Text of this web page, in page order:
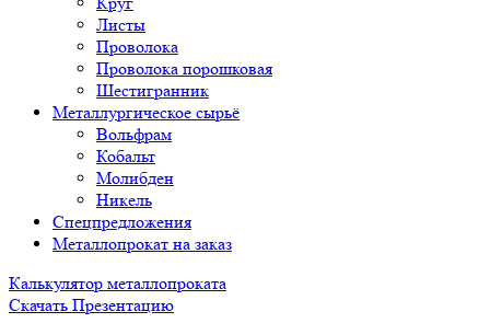
Листы
Проволока
Проволока порошковая
Шестигранник
Металлургическое сырьё
Вольфрам
Кобальт
Молибден
Никель
Спецпредложения
Металлопрокат на заказ
Калькулятор металлопроката
Скачать Презентацию